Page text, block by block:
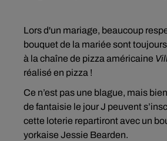
Lors d'un mariage, beaucoup
bouquet de la mariée sont
à la chaîne de pizza américaine
réalisé en pizza !
Ce n’est pas une blague, mais
de fantaisie le jour J peuvent
cette loterie repartiront avec un
yorkaise Jessie Bearden.